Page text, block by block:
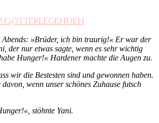
Götterlegenden
»Brüder, ich bin traurig!« Er war der
der nur etwas sagte, wenn es sehr wichtig
Hunger!« Hardener machte die Augen zu.
wir die Bestesten sind und gewonnen haben.
wenn unser schönes Zuhause futsch
stöhnte Yani.